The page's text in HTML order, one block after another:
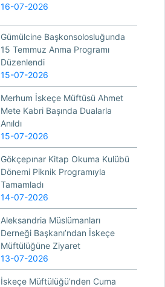
16-07-2026
Gümülcine Başkonsolosluğunda
15 Temmuz Anma Programı
Düzenlendi
15-07-2026
Merhum İskeçe Müftüsü Ahmet
Mete Kabri Başında Dualarla
Anıldı
15-07-2026
Gökçepınar Kitap Okuma Kulübü
Dönemi Piknik Programıyla
Tamamladı
14-07-2026
Aleksandria Müslümanları
Derneği Başkanı’ndan İskeçe
Müftülüğüne Ziyaret
13-07-2026
İskeçe Müftülüğü’nden Cuma